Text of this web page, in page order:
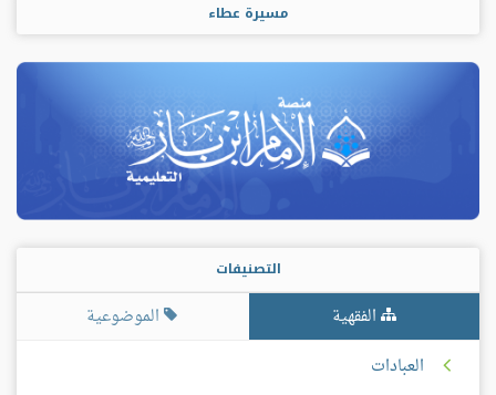
مسيرة عطاء
التصنيفات
الفقهية
الموضوعية
العبادات